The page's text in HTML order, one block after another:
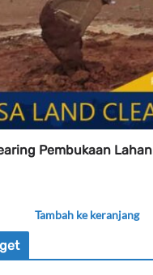
Pembukaan Lahan
Tambah ke keranjang